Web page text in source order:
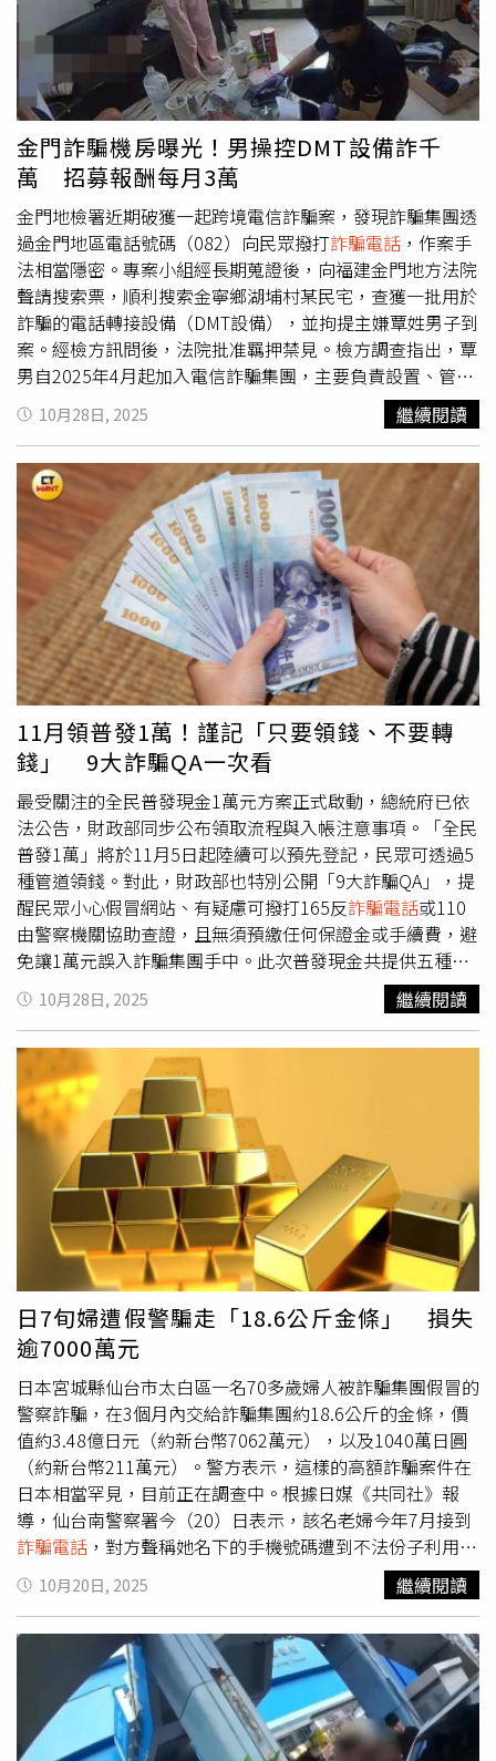
痛恨詐騙集團！」小玉則屬於「不留情直接掛掉派」，因為
劇情如出一轍，聽起來太尷尬了，但他也提到：「最近看了
影集《回魂計》，才驚覺以前那些詐騙電話 背後，可能真的
是那樣的場景，想到就覺得可怕，也不會這麼氣打來的人
了。」阿奎則分享自己是「溫馨好奇寶寶派」，會陪他們聊
一下，看看最新的劇本寫得如何。此次演唱會主題設定為[
α：回到未來1986 ]，若能打一通穿越時空的電話給1986年
的偶像，他們各自有不同的願望，小玉毫不猶豫選擇
Michael Jackson，「希望他能教我跳舞和唱歌，也想對他
說『You're not alone』。」方Q則會撥給他最崇拜的貝斯
手Jaco Pastorius，「會勸他好好照顧身體、不要打架，也
要看好自己的琴。」阿奎則笑說想打給「1986年剛生下宇
宙人們的父母」，他說：「請他們多放點音樂給小孩聽，從
小養成聽音樂的習慣。」宇宙人分享被詐騙的經驗。（圖／
相信音樂提供）
金門詐騙機房曝光！男操控DMT設備詐千
萬 招募報酬每月3萬
金門地檢署近期破獲一起跨境電信詐騙案，發現詐騙集團透
過金門地區電話號碼（082）向民眾撥打詐騙電話 ，作案手
法相當隱密。專案小組經長期蒐證後，向福建金門地方法院
聲請搜索票，順利搜索金寧鄉湖埔村某民宅，查獲一批用於
詐騙的電話轉接設備（DMT設備），並拘提主嫌覃姓男子到
案。經檢方訊問後，法院批准羈押禁見。檢方調查指出，覃
男自2025年4月起加入電信詐騙集團，主要負責設置、管理
並維護DMT設備，確保集團成員能從境外透過設備遠端撥打
電話詐騙，並同時充當掮客招募新人，每月固定報酬3萬
元，每招募1人另可獲5,000元獎金。據了解，覃男非法獲利
共計6萬元。覃男曾於2025年4月9日及15日向中華電信申辦
四條市話線路，將號碼安裝於DMT設備後，將設備安置於金
門金寧鄉下埔租屋內，建立完整詐騙機房。到了6月，集團
成員又在台北市另設分機房，由覃男指示操作，包括安裝、
設定、維護及管理設備。犯罪集團的操作手法相當老練，他
們自境外不明地點透過DMT設備，假冒金融機構或司法單位
人員，誘騙被害人交出提款卡與密碼，並將款項提領一空。
部分被害人甚至被要求當面交付現金。整起案件共造成9名
被害人受害，詐騙金額高達新台幣1,750萬元。檢方指出，
覃男犯刑法第339條之4第1項第1款及第2款，涉及3人以上
冒用公務員名義共同詐欺取財，且金額高達千萬以上，依法
律規定，建議判處有期徒刑6年以上，以示警惕與嚴懲。此
案不僅揭露跨境詐騙手法，也提醒民眾對陌生來電保持高度
警覺，避免落入詐騙陷阱。
10月28日, 2025 繼續閱讀
11月領普發1萬！謹記「只要領錢、不要轉
錢」 9大詐騙QA一次看
最受關注的全民普發現金1萬元方案正式啟動，總統府已依
法公告，財政部同步公布領取流程與入帳注意事項。「全民
普發1萬」將於11月5日起陸續可以預先登記，民眾可透過5
種管道領錢。對此，財政部也特別公開「9大詐騙QA」，提
醒民眾小心假冒網站、有疑慮可撥打165反詐騙電話或110
由警察機關協助查證，且無須預繳任何保證金或手續費，避
免讓1萬元誤入詐騙集團手中。此次普發現金共提供五種領
取方式，包括登記入帳、ATM領現、郵局領現、直接入帳與
造冊發放。其中「登記入帳」的線上系統將於11月5日正式
上線，為避免系統壅塞，政府將於前5日實施分流登記機
制，依據身分證或居留證尾碼決定登記時程：5日為尾碼
「0、1」、6日為「2、3」、7日為「4、5」、8日為「6、
7」、9日為「8、9」；10日起取消分流，開放全民自由登
記，系統開放至2026年4月30日為止。進行「登記入帳」
時，需備妥可上網的裝置、健保卡號碼、本人或代領人的身
分證或居留證號，以及對應的金融機構帳號，登錄官方網站
「10000.gov.tw」後即可完成登記。此外，網站設有「登記
結果查詢」服務，11月13日開始民眾可查詢是否成功入
帳。值得注意的是，詐騙集團恐伺機而動，財政部提醒民眾
官方登記網站僅有「10000.gov.tw」一處，政府不會以簡訊
或電子郵件主動通知民眾領錢或登記。若接獲可疑訊息，應
立即通報165反詐騙專線，以防不法分子冒名詐騙。另外，
財政部也公布「9大防詐騙QA」，民眾須留意「普發1萬」
不需要預繳保證金或是手續費；接到自稱是公家機關的來
電，可撥打165反詐騙電話，或打110由警察機關協助查
證，在查證之前，千萬勿將任何個人資訊、證件、金融帳
戶、提款卡、印章、現金提供給對方。【9大詐騙QA一次
看】Q1：接到以「政府」為名發送電子郵件或以LINE、
FACEBOOK（臉書）或其他通訊軟體發送簡訊，通知登錄普
發現金的系統，應如何處理？A1：若有疑義請撥打165反詐
騙電話查證，假的網址中，多半會使用「gov.tw」作結尾，
例如：ksigov.tw、gv.tw誤導民眾以為這是真的政府網站，
但正確的政府網站結尾應為「.gov.tw」，一個小小的點就
天差地遠。若不慎點入非官方之不明網頁，務必立刻關閉該
網頁，不再做其他點擊動作；若曾在不明網頁輸入個人資
料、信用卡或銀行帳戶資訊，請立即聯繫銀行確認是否有不
10月28日, 2025 繼續閱讀
日7旬婦遭假警騙走「18.6公斤金條」 損失
逾7000萬元
日本宮城縣仙台市太白區一名70多歲婦人被詐騙集團假冒的
警察詐騙，在3個月內交給詐騙集團約18.6公斤的金條，價
值約3.48億日元（約新台幣7062萬元），以及1040萬日圓
（約新台幣211萬元）。警方表示，這樣的高額詐騙案件在
日本相當罕見，目前正在調查中。根據日媒《共同社》報
導，仙台南警察署今（20）日表示，該名老婦今年7月接到
詐騙電話 ，對方聲稱她名下的手機號碼遭到不法份子利用從
事犯罪活動，接著又有自稱警察的人打來，表示「要進行資
金調查」，並要求婦人將財物交由警方代為保管。婦人對此
不疑有他，遂依照指示在7月至10月間，分8次前往仙台市
太白區的車站，將18.6公斤金條放入投幣式置物櫃中交由假
警，除了金條，她還被騙走1040萬日圓。警方指出，該案
受騙金額極大，即使在全日本也屬於罕見的高額詐騙案件，
目前已將此案列為「特殊詐騙案」偵辦，正全力追查涉案嫌
10月20日, 2025 繼續閱讀